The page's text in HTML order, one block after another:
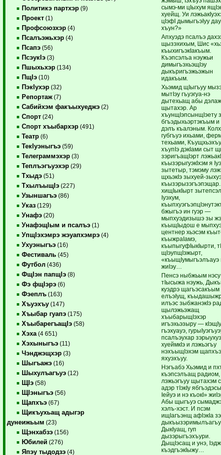
Политикэ партхэр (9)
Проект (1)
Профсоюзхэр (4)
Псалъэжьхэр (4)
Псапэ (56)
ПсэукIэ (3)
Пшыхьхэр (134)
ПщIэ (10)
ПэкIухэр (32)
Репортаж (7)
Сабийхэм факъыхуеджэ (2)
Спорт (24)
Спорт хъыбархэр (491)
Театр (6)
ТекIуэныгъэ (59)
Телеграммэхэр (3)
Теплъэгъуэхэр (29)
Тхыдэ (51)
ТхылъыщIэ (227)
Узыншагъэ (86)
Указ (129)
Унафэ (20)
УнафэщIым и псалъэ (1)
УпщIэхэмрэ жэуапхэмрэ (4)
Ухуэныгъэ (16)
Фестиваль (45)
Футбол (436)
ФщIэн папщIэ (8)
Фэ фщIэрэ (6)
Фэеплъ (163)
Хъуэхъу (147)
Хъыбар гуапэ (175)
ХъыбарегъащIэ (58)
Хэха (4 651)
Хэхыныгъэ (11)
Чэнджэщхэр (3)
Шыгъажэ (16)
Шыхулъагъуэ (12)
ЩIэ (58)
ЩIэныгъэ (56)
Щапхъэ (67)
Щикъухьащ адыгэр
дунеижьым (23)
Щэнхабзэ (156)
Юбилей (276)
Япэу тыдодзэ (4)
сымэ-ми цIыхум
хуейщ. Уи
цIэфI дымыгъэIуу
хъун?»
Апхуэдэ псалъэ
щызэхихым, Шис
къыхигъэкIакъым.
Къэпсэлъа нэужьи
димыгъэхьэщIэу
дыкъригъэжьэжын
идакъым.
Хьэмид щIыгъуу
мытIэу гъуэгуа-нэ
дытехьащ абы
щытахэр. Ар
хъунщIэпсынщIэету
бгъэдыхьэртэкъым
дэлъ къалэным.
губгъуэ ихьами,
техьами,
хъупIэ дэкIами сыт
зэригъащIэрт
къызэрыгуэкIхэм я
зытетыр, тэмэму
щхьэкIэ зыхуей-
хищIыкIырт
Iуэхум,
бжыгъэ ин гуэр —
мыпхуэдизышэ зы
къыщIыдош е
центнер хьэсэм
къыжраIамэ,
къыпыгуфIыкIырти,
щIэупщIэжырт,
«къыщIумыгъэлъауэ
жиIэу…
Пенсэ ныбжьым нэсу
тIысыжа нэужь,
куэдрэ
елъэIущ,
илъэс зыбжанэкIэ
щылэжьэжащ
хъыбарыщIэхэр
игъэхьэзыру —
гъэхуауэ,
псалъэухар
хуеймкIэ и лэжьэгъу
нэхъыщIэхэм
яхуэхъуу.
Нэгъабэ Хьэмид и
къэпсэлъащ
лэжьэгъуу щытахэм
адэр тIэкIу
Iейуэ и нэ къокI»
Абы щыгъуэ
хэлъ-хэст. И псэм
ищIагъэнщ афIэкIа
ДыкIуащ, гуп
дызэрыгъэхъури.
ДыщIэсащ и унэ,
къэдгъэкIыжу…